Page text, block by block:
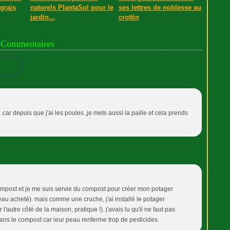
naturels PlantaSol pour le
jardin...
ses lettres de noblesse au
crottin
Commentaires
depuis que j'ai les poules ,je mets aussi la paille et cela prends
et je me suis servie du compost pour créer mon potager
acheté). mais comme une cruche, j'ai installé le potager
côté de la maison, pratique !). j'avais lu qu'il ne faut pas
le compost car leur peau renferme trop de pesticides.